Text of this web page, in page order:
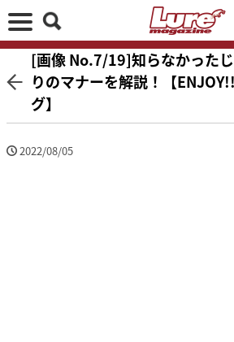
[画像 No.7/19]知らなかった
りのマナーを解説！【
グ】
2022/08/05